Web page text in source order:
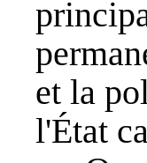
et la
l'État